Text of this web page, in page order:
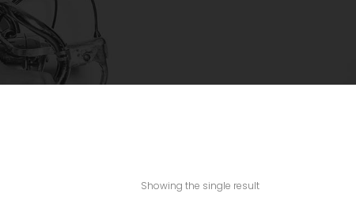
Showing the single result